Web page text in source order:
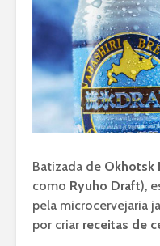
Batizada de Okhotsk
como Ryuho Draft),
pela microcervejaria
por criar receitas de